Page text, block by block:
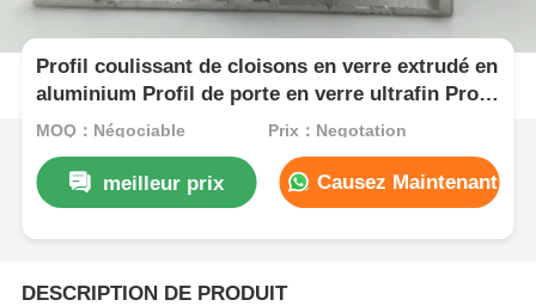
Profil coulissant de cloisons en verre extrudé en
aluminium Profil de porte en verre ultrafin Profil
en aluminium
MOQ：Négociable Prix：Negotation
meilleur prix Causez Maintenant
DESCRIPTION DE PRODUIT